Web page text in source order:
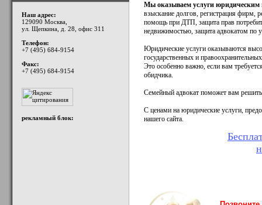
Наш адрес:
129090 Москва,
ул. Щепкина, д. 28, офис 311
Телефон:
+7 (495) 684-9154
Факс:
+7 (495) 684-9154
рекламный блок:
Мы оказываем услуги
взыскание долгов, регистрация фирм,
помощь при ДТП, защита прав
недвижимостью, защита адвокатом по
Юридические услуги оказываются
государственных и
Это особенно важно, если вам
обидчика.
Семейный адвокат поможет вам
С ценами на юридические услуги,
нашего сайта.